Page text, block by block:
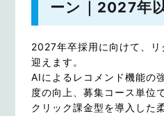
ーン｜2027年
2027年卒採用に向けて、
迎えます。
AIによるレコメンド機能の
度の向上、募集コース単位
クリック課金型を導入した